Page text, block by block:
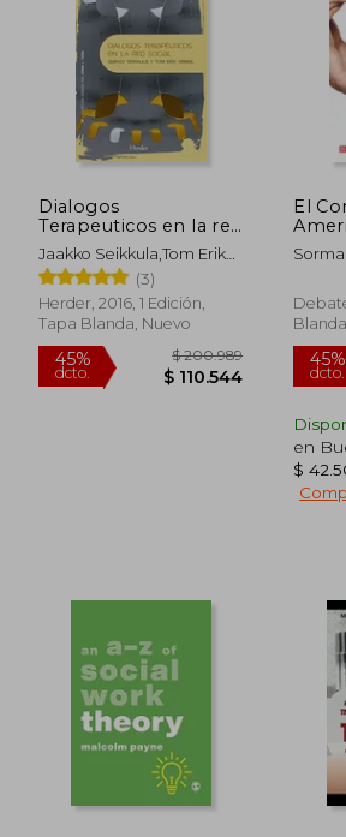
45%
dcto. $ 162.265
dcto.
Dialogos
Terapeuticos en la red
Social
Jaakko Seikkula,Tom Erik
Arnkil
(3)
Herder, 2016, 1 Edición,
Tapa Blanda, Nuevo
El
en
$